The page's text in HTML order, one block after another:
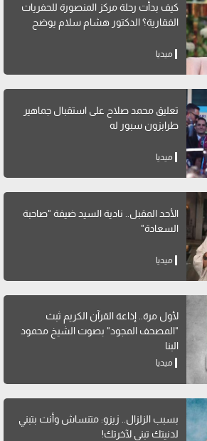
كيف بدأت رحلة مركز المنصورة للحفريات
الفقارية؟ الدكتور هشام سلام يوضح
ميديا
تعليق محمد صلاح على استقبال جماهير
طرابزون سبور له
ميديا
الأحد المقبل.. نادية السيد ضيفة "صاحبة
السعادة"
ميديا
لأول مرة.. إذاعة القرآن الكريم ثبث
"المصحف المجود" بصوت الشيخ محمود
البنا
ميديا
بسبب الزلزال.. زيزو: متنساش وأنت بتبني
لدنيتك تبني لآخرتك!